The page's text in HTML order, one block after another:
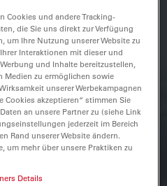
Cookies und andere Tracking-
die Sie uns direkt zur Verfügung
um Ihre Nutzung unserer Website zu
Interaktionen mit dieser und
und Inhalte bereitzustellen,
Medien zu ermöglichen sowie
unserer Werbekampagnen
Cookies akzeptieren“ stimmen Sie
an unsere Partner zu (siehe Link
jederzeit im Bereich
Rand unserer Website ändern.
um mehr über unsere Praktiken zu
Details